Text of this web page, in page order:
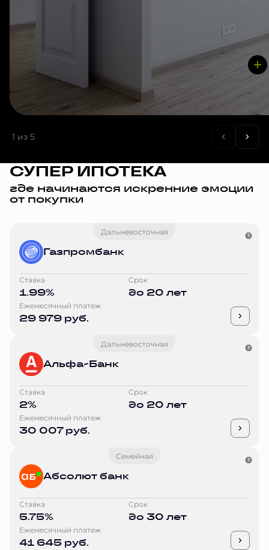
1 из 5
СУПЕР ИПОТЕКА
где начинаются искренние эмоции
от покупки
Дальневосточная
Газпромбанк
Ставка
1.99%
Срок
до 20 лет
Ежемесячный платеж
29 979 руб.
Дальневосточная
Альфа-Банк
Ставка
2%
Срок
до 20 лет
Ежемесячный платеж
30 007 руб.
Семейная
Абсолют банк
Ставка
5.75%
Срок
до 30 лет
Ежемесячный платеж
41 645 руб.